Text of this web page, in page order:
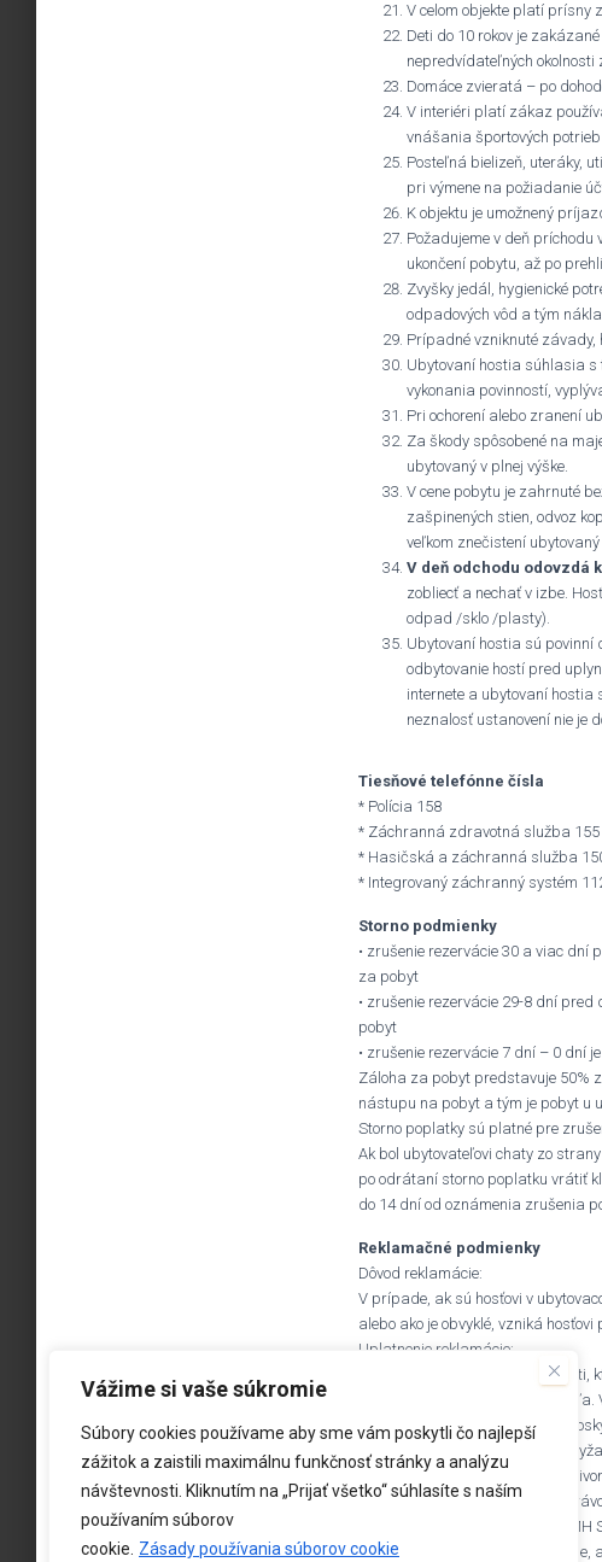
Vážime si vaše súkromie
Súbory cookies používame aby sme vám poskytli čo najlepší
zážitok a zaistili maximálnu funkčnosť stránky a analýzu
návštevnosti. Kliknutím na „Prijať všetko“ súhlasíte s naším
používaním súborov
cookie. Zásady používania súborov cookie
V celom objekte platí prísny
Deti do 10 rokov je
nepredvídateľných
Domáce zvieratá – po
V interiéri platí zákaz
vnášania športových
Posteľná bielizeň, uteráky,
pri výmene na požiadanie
K objektu je umožnený
Požadujeme v deň
ukončení pobytu, až po
Zvyšky jedál, hygienické
odpadových vôd a tým
Prípadné vzniknuté závady,
Ubytovaní hostia súhlasia
vykonania povinností,
Pri ochorení alebo zranení
Za škody spôsobené na
ubytovaný v plnej výške.
V cene pobytu je zahrnuté
zašpinených stien, odvoz
veľkom znečistení
V deň odchodu odovzdá
zobliecť a nechať v izbe.
odpad /sklo /plasty).
Ubytovaní hostia sú
odbytovanie hostí pred
internete a ubytovaní
neznalosť ustanovení nie je
Tiesňové telefónne čísla
* Polícia 158
* Záchranná zdravotná služba 155
* Hasičská a záchranná služba
* Integrovaný záchranný systém
Storno podmienky
• zrušenie rezervácie 30 a viac dní
za pobyt
• zrušenie rezervácie 29-8 dní
pobyt
• zrušenie rezervácie 7 dní – 0 dní
Záloha za pobyt predstavuje 50%
nástupu na pobyt a tým je pobyt u
Storno poplatky sú platné pre
Ak bol ubytovateľovi chaty zo
po odrátaní storno poplatku vrátiť
do 14 dní od oznámenia zrušenia
Reklamačné podmienky
Dôvod reklamácie:
V prípade, ak sú hosťovi v
alebo ako je obvyklé, vzniká
Uplatnenie reklamácie:
Ak hosť zistí dôvody a
zbytočného odkladu u
reklamácie predložil doklady o
to povaha reklamovanej služby
Ubytovateľ je povinný po
Chyby odstrániteľné: Hosť má
vybavenia v rozsahu Vyhlášky MH
Chyby neodstrániteľné: V prípade,